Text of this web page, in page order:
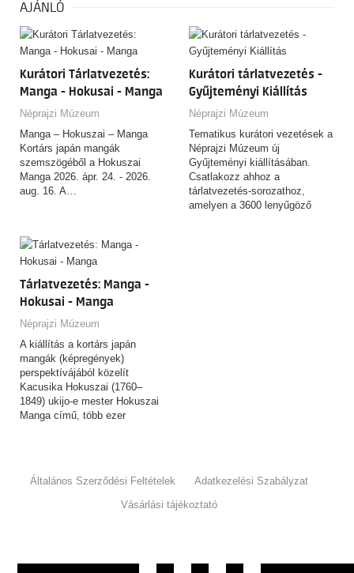
AJÁNLÓ
Kurátori Tárlatvezetés:
Manga - Hokusai - Manga
Néprajzi Múzeum
Manga – Hokuszai – Manga
Kortárs japán mangák
szemszögéből a Hokuszai
Manga 2026. ápr. 24. - 2026.
aug. 16. A…
Kurátori tárlatvezetés -
Gyűjteményi Kiállítás
Néprajzi Múzeum
Tematikus kurátori vezetések a
Néprajzi Múzeum új
Gyűjteményi kiállításában.
Csatlakozz ahhoz a
tárlatvezetés-sorozathoz,
amelyen a 3600 lenyűgöző
Tárlatvezetés: Manga -
Hokusai - Manga
Néprajzi Múzeum
A kiállítás a kortárs japán
mangák (képregények)
perspektívájából közelít
Kacusika Hokuszai (1760–
1849) ukijo-e mester Hokuszai
Manga című, több ezer
Általános Szerződési Feltételek
Adatkezelési Szabályzat
Vásárlási tájékoztató